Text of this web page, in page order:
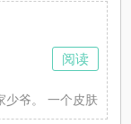
少爷。 一个皮肤白
阅读